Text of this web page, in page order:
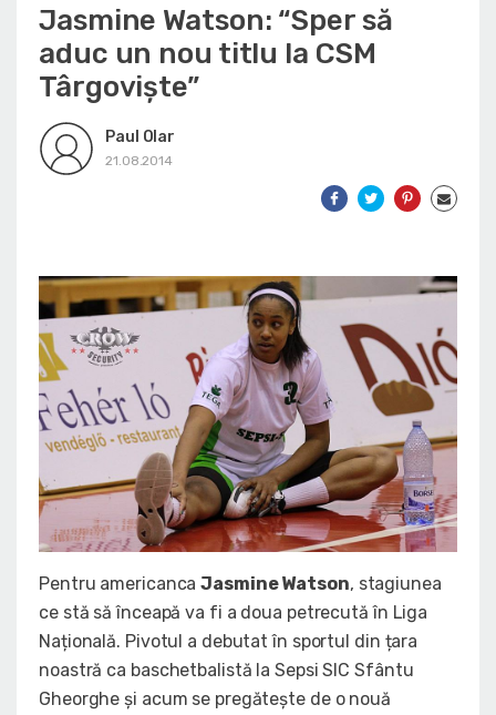
Jasmine Watson: “Sper să
aduc un nou titlu la CSM
Târgoviște”
Paul Olar
21.08.2014
Pentru americancaJasmine Watson, stagiunea
ce stă să înceapă va fi a doua petrecută în Liga
Națională. Pivotul a debutat în sportul din țara
noastră ca baschetbalistă la Sepsi SIC Sfântu
Gheorghe și acum se pregătește de o nouă